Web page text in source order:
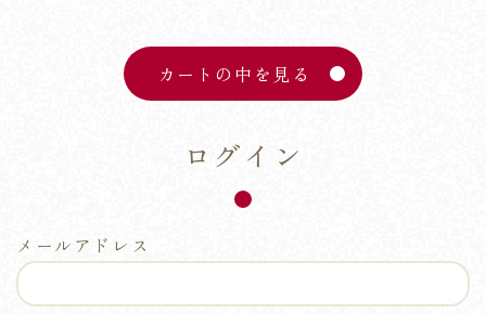
カートの中を見る
ログイン
メールアドレス